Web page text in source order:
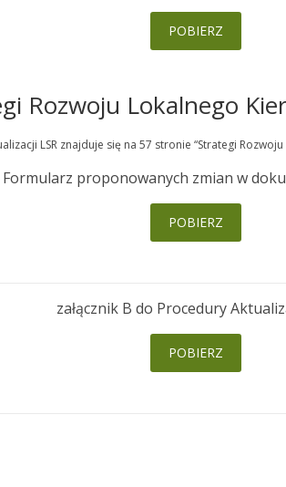
POBIERZ
Rozwoju Lokalnego
LSR znajduje się na 57 stronie “Strategi
Formularz proponowanych zmian w
POBIERZ
załącznik B do Procedury
POBIERZ